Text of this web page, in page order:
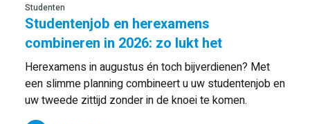
Studenten
Studentenjob en herexamens
combineren in 2026: zo lukt het
Herexamens in augustus én toch bijverdienen? Met
een slimme planning combineert u uw studentenjob en
uw tweede zittijd zonder in de knoei te komen.